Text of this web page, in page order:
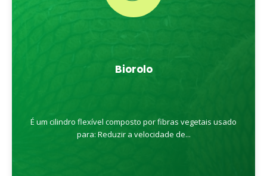
Biorolo
É um cilindro flexível composto por fibras vegetais usado
para: Reduzir a velocidade de...